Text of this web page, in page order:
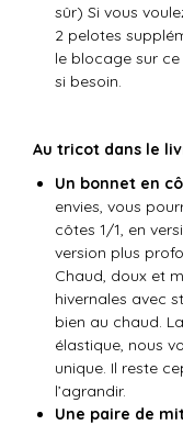
sûr) Si vous
2 pelotes
le blocage sur
si besoin.
Au tricot dans le
Un bonnet en
envies, vous
côtes 1/1, en
version plus
Chaud, doux et
hivernales avec
bien au chaud.
élastique, nous
unique. Il reste
l’agrandir.
Une paire de